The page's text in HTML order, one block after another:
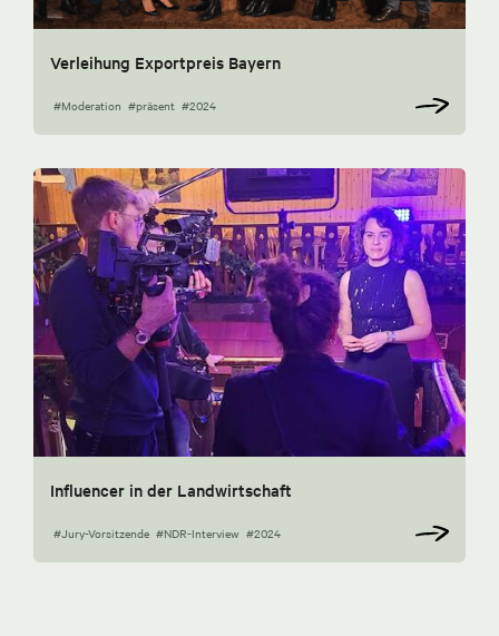
Verleihung Exportpreis Bayern
#Moderation #präsent #2024
Influencer in der Landwirtschaft
#Jury-Vorsitzende #NDR-Interview #2024